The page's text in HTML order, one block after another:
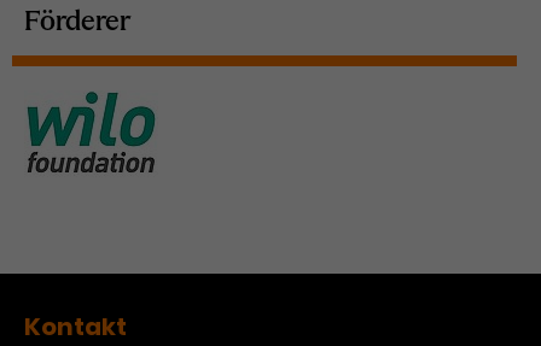
Förderer
Kontakt